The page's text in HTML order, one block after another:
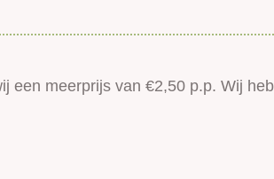
een meerprijs van €2,50 p.p. Wij